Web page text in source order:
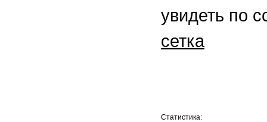
увидеть по
сетка
Статистика: